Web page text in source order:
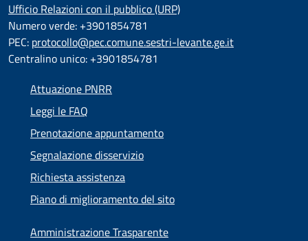
Ufficio Relazioni con il pubblico (URP)
Numero verde: +3901854781
PEC: protocollo@pec.comune.sestri-levante.ge.it
Centralino unico: +3901854781
Attuazione PNRR
Leggi le FAQ
Prenotazione appuntamento
Segnalazione disservizio
Richiesta assistenza
Piano di miglioramento del sito
Amministrazione Trasparente